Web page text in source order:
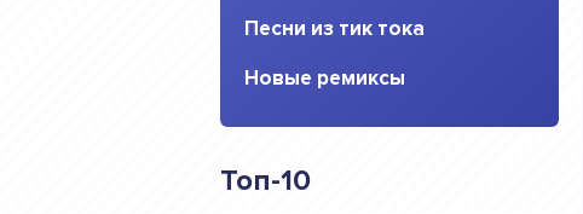
Песни из тик тока
Новые ремиксы
Топ-10